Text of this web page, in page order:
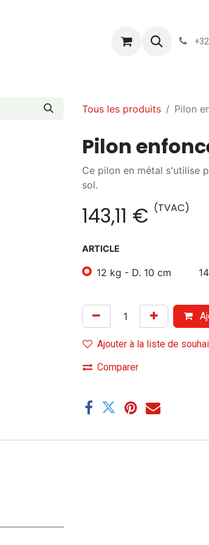
Conditions-
Tous les produits Pilon
Pilon
Ce pilon en métal s'utilise
sol.
143,11 € (TVAC)
ARTICLE
12 kg - D. 10 cm
Ajouter à la liste de
Comparer